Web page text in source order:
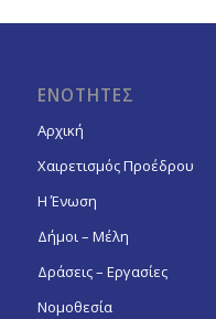
ΕΝΟΤΗΤΕΣ
Αρχική
Χαιρετισμός Προέδρου
Η Ένωση
Δήμοι – Μέλη
Δράσεις – Εργασίες
Νομοθεσία